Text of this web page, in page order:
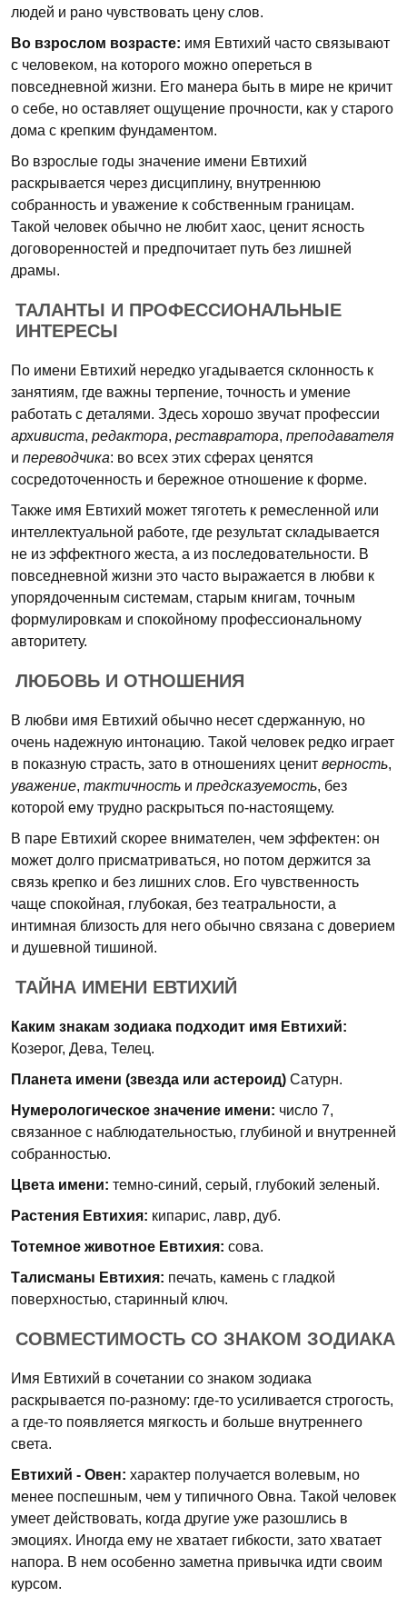
людей и рано чувствовать цену слов.
Во взрослом возрасте: имя Евтихий часто связывают
с человеком, на которого можно опереться в
повседневной жизни. Его манера быть в мире не кричит
о себе, но оставляет ощущение прочности, как у старого
дома с крепким фундаментом.
Во взрослые годы значение имени Евтихий
раскрывается через дисциплину, внутреннюю
собранность и уважение к собственным границам.
Такой человек обычно не любит хаос, ценит ясность
договоренностей и предпочитает путь без лишней
драмы.
ТАЛАНТЫ И ПРОФЕССИОНАЛЬНЫЕ
ИНТЕРЕСЫ
По имени Евтихий нередко угадывается склонность к
занятиям, где важны терпение, точность и умение
работать с деталями. Здесь хорошо звучат профессии
архивиста, редактора, реставратора, преподавателя
и переводчика: во всех этих сферах ценятся
сосредоточенность и бережное отношение к форме.
Также имя Евтихий может тяготеть к ремесленной или
интеллектуальной работе, где результат складывается
не из эффектного жеста, а из последовательности. В
повседневной жизни это часто выражается в любви к
упорядоченным системам, старым книгам, точным
формулировкам и спокойному профессиональному
авторитету.
ЛЮБОВЬ И ОТНОШЕНИЯ
В любви имя Евтихий обычно несет сдержанную, но
очень надежную интонацию. Такой человек редко играет
в показную страсть, зато в отношениях ценит верность,
уважение, тактичность и предсказуемость, без
которой ему трудно раскрыться по-настоящему.
В паре Евтихий скорее внимателен, чем эффектен: он
может долго присматриваться, но потом держится за
связь крепко и без лишних слов. Его чувственность
чаще спокойная, глубокая, без театральности, а
интимная близость для него обычно связана с доверием
и душевной тишиной.
ТАЙНА ИМЕНИ ЕВТИХИЙ
Каким знакам зодиака подходит имя Евтихий:
Козерог, Дева, Телец.
Планета имени (звезда или астероид) Сатурн.
Нумерологическое значение имени: число 7,
связанное с наблюдательностью, глубиной и внутренней
собранностью.
Цвета имени: темно-синий, серый, глубокий зеленый.
Растения Евтихия: кипарис, лавр, дуб.
Тотемное животное Евтихия: сова.
Талисманы Евтихия: печать, камень с гладкой
поверхностью, старинный ключ.
СОВМЕСТИМОСТЬ СО ЗНАКОМ ЗОДИАКА
Имя Евтихий в сочетании со знаком зодиака
раскрывается по-разному: где-то усиливается строгость,
а где-то появляется мягкость и больше внутреннего
света.
Евтихий - Овен: характер получается волевым, но
менее поспешным, чем у типичного Овна. Такой человек
умеет действовать, когда другие уже разошлись в
эмоциях. Иногда ему не хватает гибкости, зато хватает
напора. В нем особенно заметна привычка идти своим
курсом.